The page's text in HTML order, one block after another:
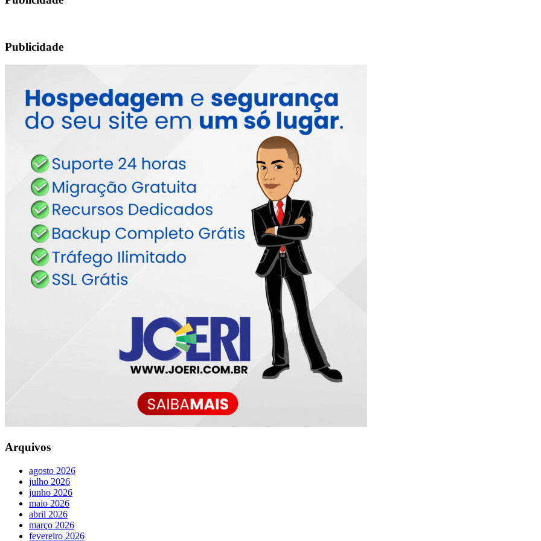
Publicidade
Arquivos
agosto 2026
julho 2026
junho 2026
maio 2026
abril 2026
março 2026
fevereiro 2026